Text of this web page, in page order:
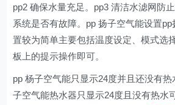
pp2 确保水量充足。pp3 清洁水滤网防
系统是否有故障。pp 扬子空气能设置pp
置较为简单主要包括温度设定、模式选
板上的提示操作即可。
pp 杨子空气能只显示24度并且还没有
子空气能热水器只显示24度且没有热水